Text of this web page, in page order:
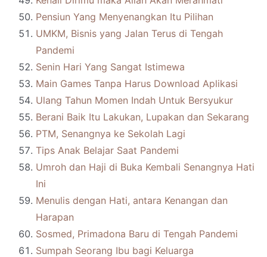
Pensiun Yang Menyenangkan Itu Pilihan
UMKM, Bisnis yang Jalan Terus di Tengah
Pandemi
Senin Hari Yang Sangat Istimewa
Main Games Tanpa Harus Download Aplikasi
Ulang Tahun Momen Indah Untuk Bersyukur
Berani Baik Itu Lakukan, Lupakan dan Sekarang
PTM, Senangnya ke Sekolah Lagi
Tips Anak Belajar Saat Pandemi
Umroh dan Haji di Buka Kembali Senangnya Hati
Ini
Menulis dengan Hati, antara Kenangan dan
Harapan
Sosmed, Primadona Baru di Tengah Pandemi
Sumpah Seorang Ibu bagi Keluarga